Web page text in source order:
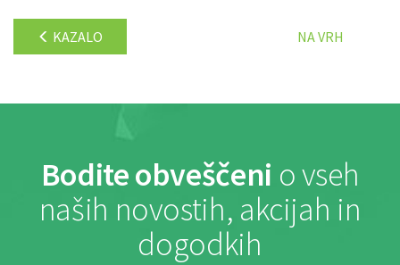
KAZALO NA VRH
Bodite obveščeni o vseh
naših novostih, akcijah in
dogodkih